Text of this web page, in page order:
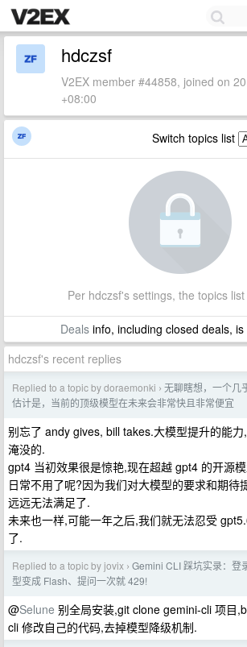
hdczsf
V2EX member #44858, joined on
+08:00
Switch topics list
Per hdczsf's settings, the topics
Dealsinfo, including closed deals, is
hdczsf's recent replies
Replied to a topic by doraemonki › 无聊瞎想，一个几
估计是，当前的顶级模型在未来会非常快且非常便宜
别忘了 andy gives, bill takes.大模型提升的能
淹没的.
gpt4 当初效果很是惊艳,现在超越 gpt4 的开源
日常不用了呢?因为我们对大模型的要求和期待
远远无法满足了.
未来也一样,可能一年之后,我们就无法忍受
了.
Replied to a topic by jovix › Gemini CLI 踩坑实录：登
型变成 Flash、提问一次就 429!
@Selune 别全局安装,git clone gemini-cli 项目
cli 修改自己的代码,去掉模型降级机制.